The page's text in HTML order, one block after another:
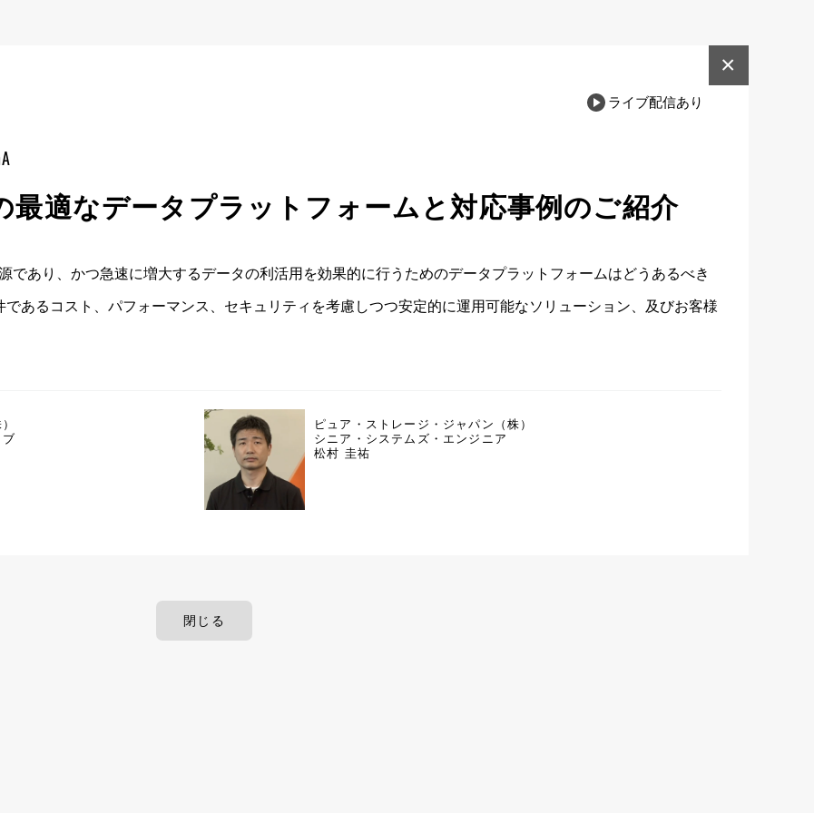
ライブ配信あり
×
最適なデータプラットフォームと対応事例のご紹介
であり、かつ急速に増大するデータの利活用を効果的に行うためのデータプラットフォームはどうあるべき
あるコスト、パフォーマンス、セキュリティを考慮しつつ安定的に運用可能なソリューション、及びお客様
ピュア・ストレージ・ジャパン（株）
シニア・システムズ・エンジニア
松村 圭祐
閉じる